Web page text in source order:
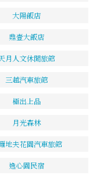
大陽飯店
鼎壹大飯店
月人文休閒旅館
三越汽車旅館
極出上品
月光森林
地夫花園汽車旅館
逸心園民宿